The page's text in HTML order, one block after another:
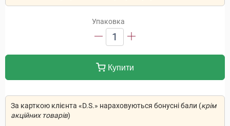
Упаковка
1
Купити
За карткою клієнта «D.S.» нараховуються бонусні бали (крім
акційних товарів)